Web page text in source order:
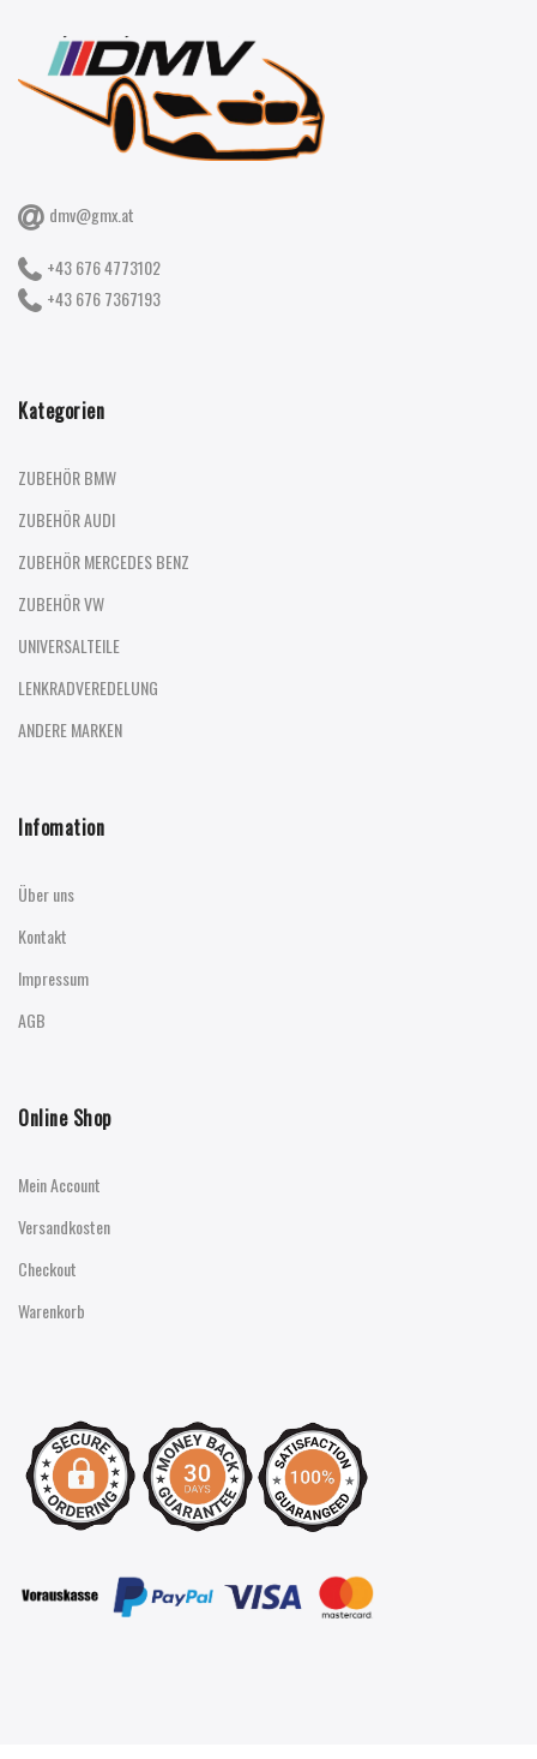
dmv@gmx.at
+43 676 4773102
+43 676 7367193
Kategorien
ZUBEHÖR BMW
ZUBEHÖR AUDI
ZUBEHÖR MERCEDES BENZ
ZUBEHÖR VW
UNIVERSALTEILE
LENKRADVEREDELUNG
ANDERE MARKEN
Infomation
Über uns
Kontakt
Impressum
AGB
Online Shop
Mein Account
Versandkosten
Checkout
Warenkorb